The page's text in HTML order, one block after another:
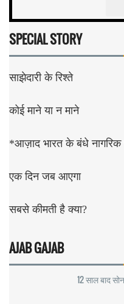
SPECIAL STORY
साझेदारी के रिश्ते
कोई माने या न माने
*आज़ाद भारत के बंधे
एक दिन जब आएगा
सबसे कीमती है क्या?
AJAB GAJAB
12 साल बाद